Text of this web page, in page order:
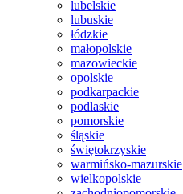
lubelskie
lubuskie
łódzkie
małopolskie
mazowieckie
opolskie
podkarpackie
podlaskie
pomorskie
śląskie
świętokrzyskie
warmińsko-mazurskie
wielkopolskie